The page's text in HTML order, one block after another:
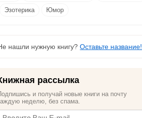
Эзотерика Юмор
нашли нужную книгу?Оставьте название!
рассылка
и получай новые книги на почту
неделю, без спама.